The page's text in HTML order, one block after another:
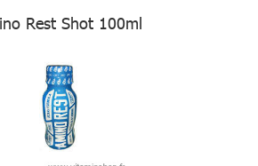
Rest Shot 100ml